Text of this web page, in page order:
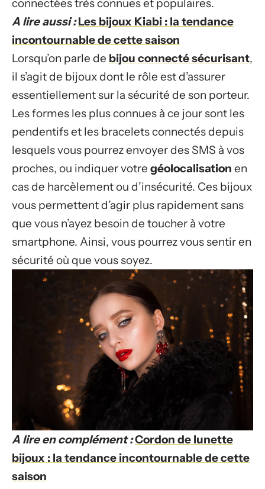
connectées très connues et populaires.
A lire aussi : Les bijoux Kiabi : la tendance
incontournable de cette saison
Lorsqu’on parle de bijou connecté sécurisant,
il s’agit de bijoux dont le rôle est d’assurer
essentiellement sur la sécurité de son porteur.
Les formes les plus connues à ce jour sont les
pendentifs et les bracelets connectés depuis
lesquels vous pourrez envoyer des SMS à vos
proches, ou indiquer votre géolocalisation en
cas de harcèlement ou d’insécurité. Ces bijoux
vous permettent d’agir plus rapidement sans
que vous n’ayez besoin de toucher à votre
smartphone. Ainsi, vous pourrez vous sentir en
sécurité où que vous soyez.
A lire en complément :Cordon de lunette
bijoux : la tendance incontournable de cette
saison